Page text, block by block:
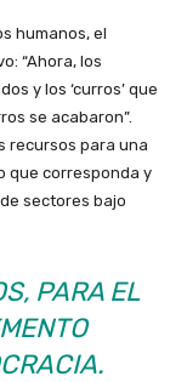
humanos, el
“Ahora, los
y los ‘curros’ que
se acabaron”.
recursos para una
que corresponda y
sectores bajo
PARA EL